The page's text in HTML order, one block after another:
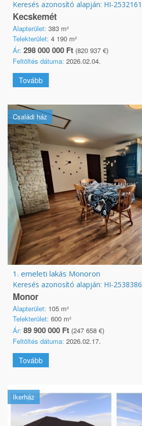
Keresés azonosító alapján: HI-2532161
Kecskemét
Alapterület: 383 m²
Telekterület: 4 190 m²
Ár: 298 000 000 Ft (820 937 €)
Feltöltés dátuma: 2026.02.04.
Tovább
Családi ház
1. emeleti lakás Monoron
Keresés azonosító alapján: HI-2538386
Monor
Alapterület: 105 m²
Telekterület: 600 m²
Ár: 89 900 000 Ft (247 658 €)
Feltöltés dátuma: 2026.02.17.
Tovább
Ikerház